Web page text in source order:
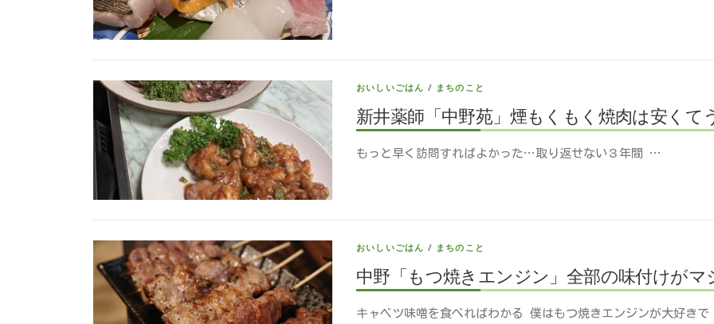
おいしいごはん / まちのこと
新井薬師「中野苑」煙もくもく焼肉は安くて
もっと早く訪問すればよかった…取り返せない３年間 …
おいしいごはん / まちのこと
中野「もつ焼きエンジン」全部の味付けがマ
キャベツ味噌を食べればわかる 僕はもつ焼きエンジンが大好き